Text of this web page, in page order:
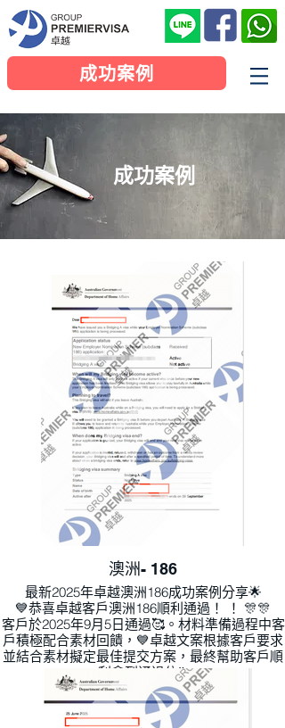
成功案例
成功案例
澳洲- 186
最新2025年卓越澳洲186成功案例分享🌟
💙恭喜卓越客戶澳洲186順利通過！ ！ 🎊🎊
客戶於2025年9月5日通過🥰。材料準備過程中客
戶積極配合素材回饋，💙卓越文案根據客戶要求
並結合素材擬定最佳提交方案，最終幫助客戶順
利拿到通過信‼ ️